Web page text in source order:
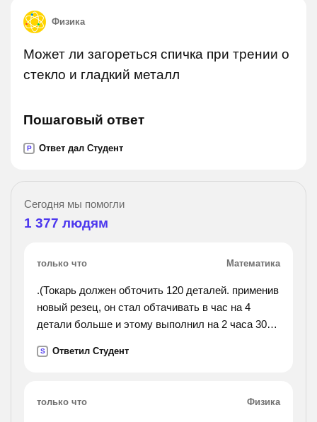
Физика
Может ли загореться спичка при трении о
стекло и гладкий металл
Пошаговый ответ
P Ответ дал Студент
Сегодня мы помогли
1 377 людям
только что Математика
.(Токарь должен обточить 120 деталей. применив
новый резец, он стал обтачивать в час на 4
детали больше и этому выполнил на 2 часа 30
обтачивал токарь используя новый резец?).
S Ответил Студент
только что Физика